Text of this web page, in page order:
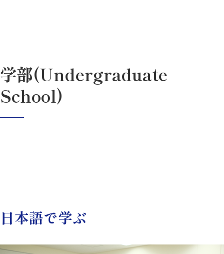
学部(Undergraduate
School)
日本語で学ぶ